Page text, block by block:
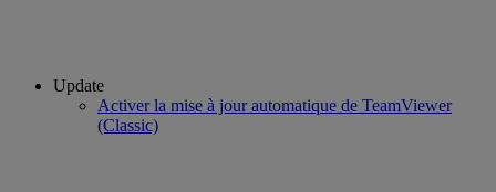
Update
Activer la mise à jour automatique de TeamViewer
(Classic)